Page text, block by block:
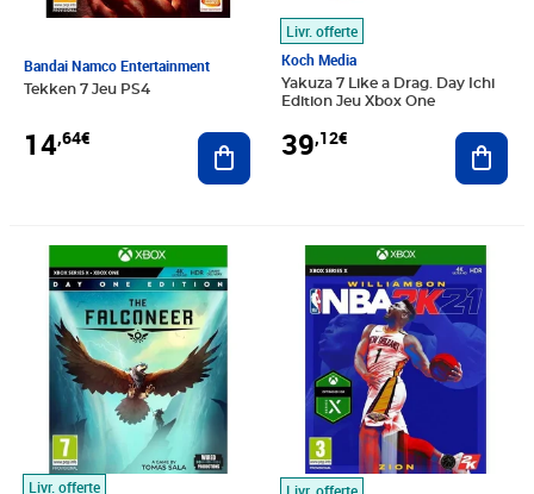
Bandai Namco Entertainment
Tekken 7 Jeu PS4
14,64€ Ajouter au panier
Livr. offerte
Koch Media
Yakuza 7 Like a Drag. Day Ichi
Edition Jeu Xbox One
39,12€
Livr. offerte
Livr. offerte